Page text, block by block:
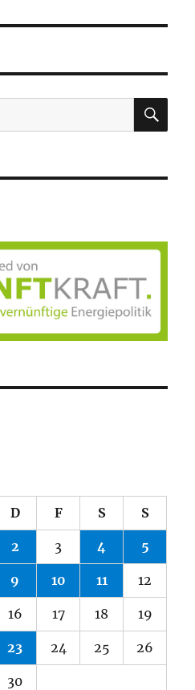
D F S S
2 3 4 5
9 10 11 12
16 17 18 19
23 24 25 26
30